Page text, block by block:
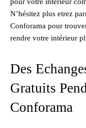
N’hésitez plus etrez
Conforama pour
rendre votre intérieur
Des
Gratuits
Conforama